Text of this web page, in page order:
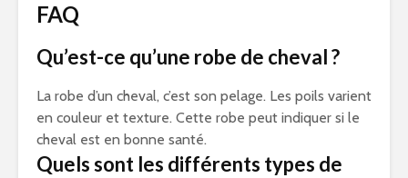
FAQ
Qu’est-ce qu’une robe de cheval ?
La robe d’un cheval, c’est son pelage. Les poils varient
en couleur et texture. Cette robe peut indiquer si le
cheval est en bonne santé.
Quels sont les différents types de